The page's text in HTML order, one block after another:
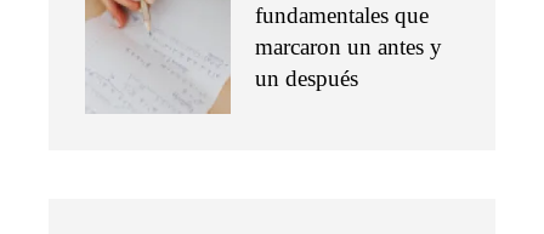
fundamentales que
marcaron un antes y
un después